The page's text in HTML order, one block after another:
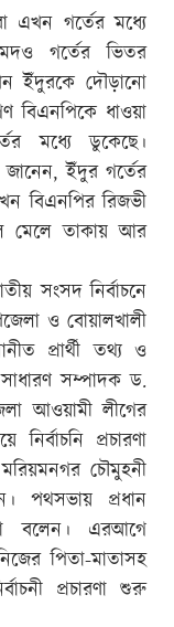
এখন গর্তের মধ্যে
গর্তের ভিতর
ইঁদুরকে দৌড়ানো
ধাওয়া
মধ্যে ডুকেছে।
ইঁদুর গর্তের
বিএনপির রিজভী
মেলে তাকায় আর
সংসদ নির্বাচনে
ও বোয়ালখালী
প্রার্থী তথ্য ও
সাধারণ সম্পাদক ড.
আওয়ামী লীগের
প্রচারণা
চৌমুহনী
পথসভায় প্রধান
বলেন। এরআগে
পিতা-মাতাসহ
প্রচারণা শুরু